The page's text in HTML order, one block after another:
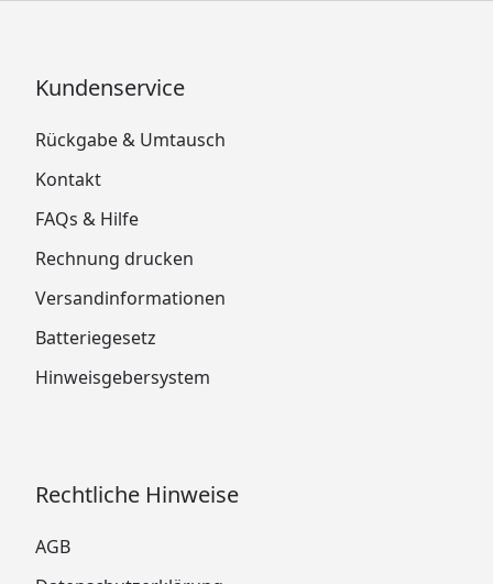
Kundenservice
Rückgabe & Umtausch
Kontakt
FAQs & Hilfe
Rechnung drucken
Versandinformationen
Batteriegesetz
Hinweisgebersystem
Rechtliche Hinweise
AGB